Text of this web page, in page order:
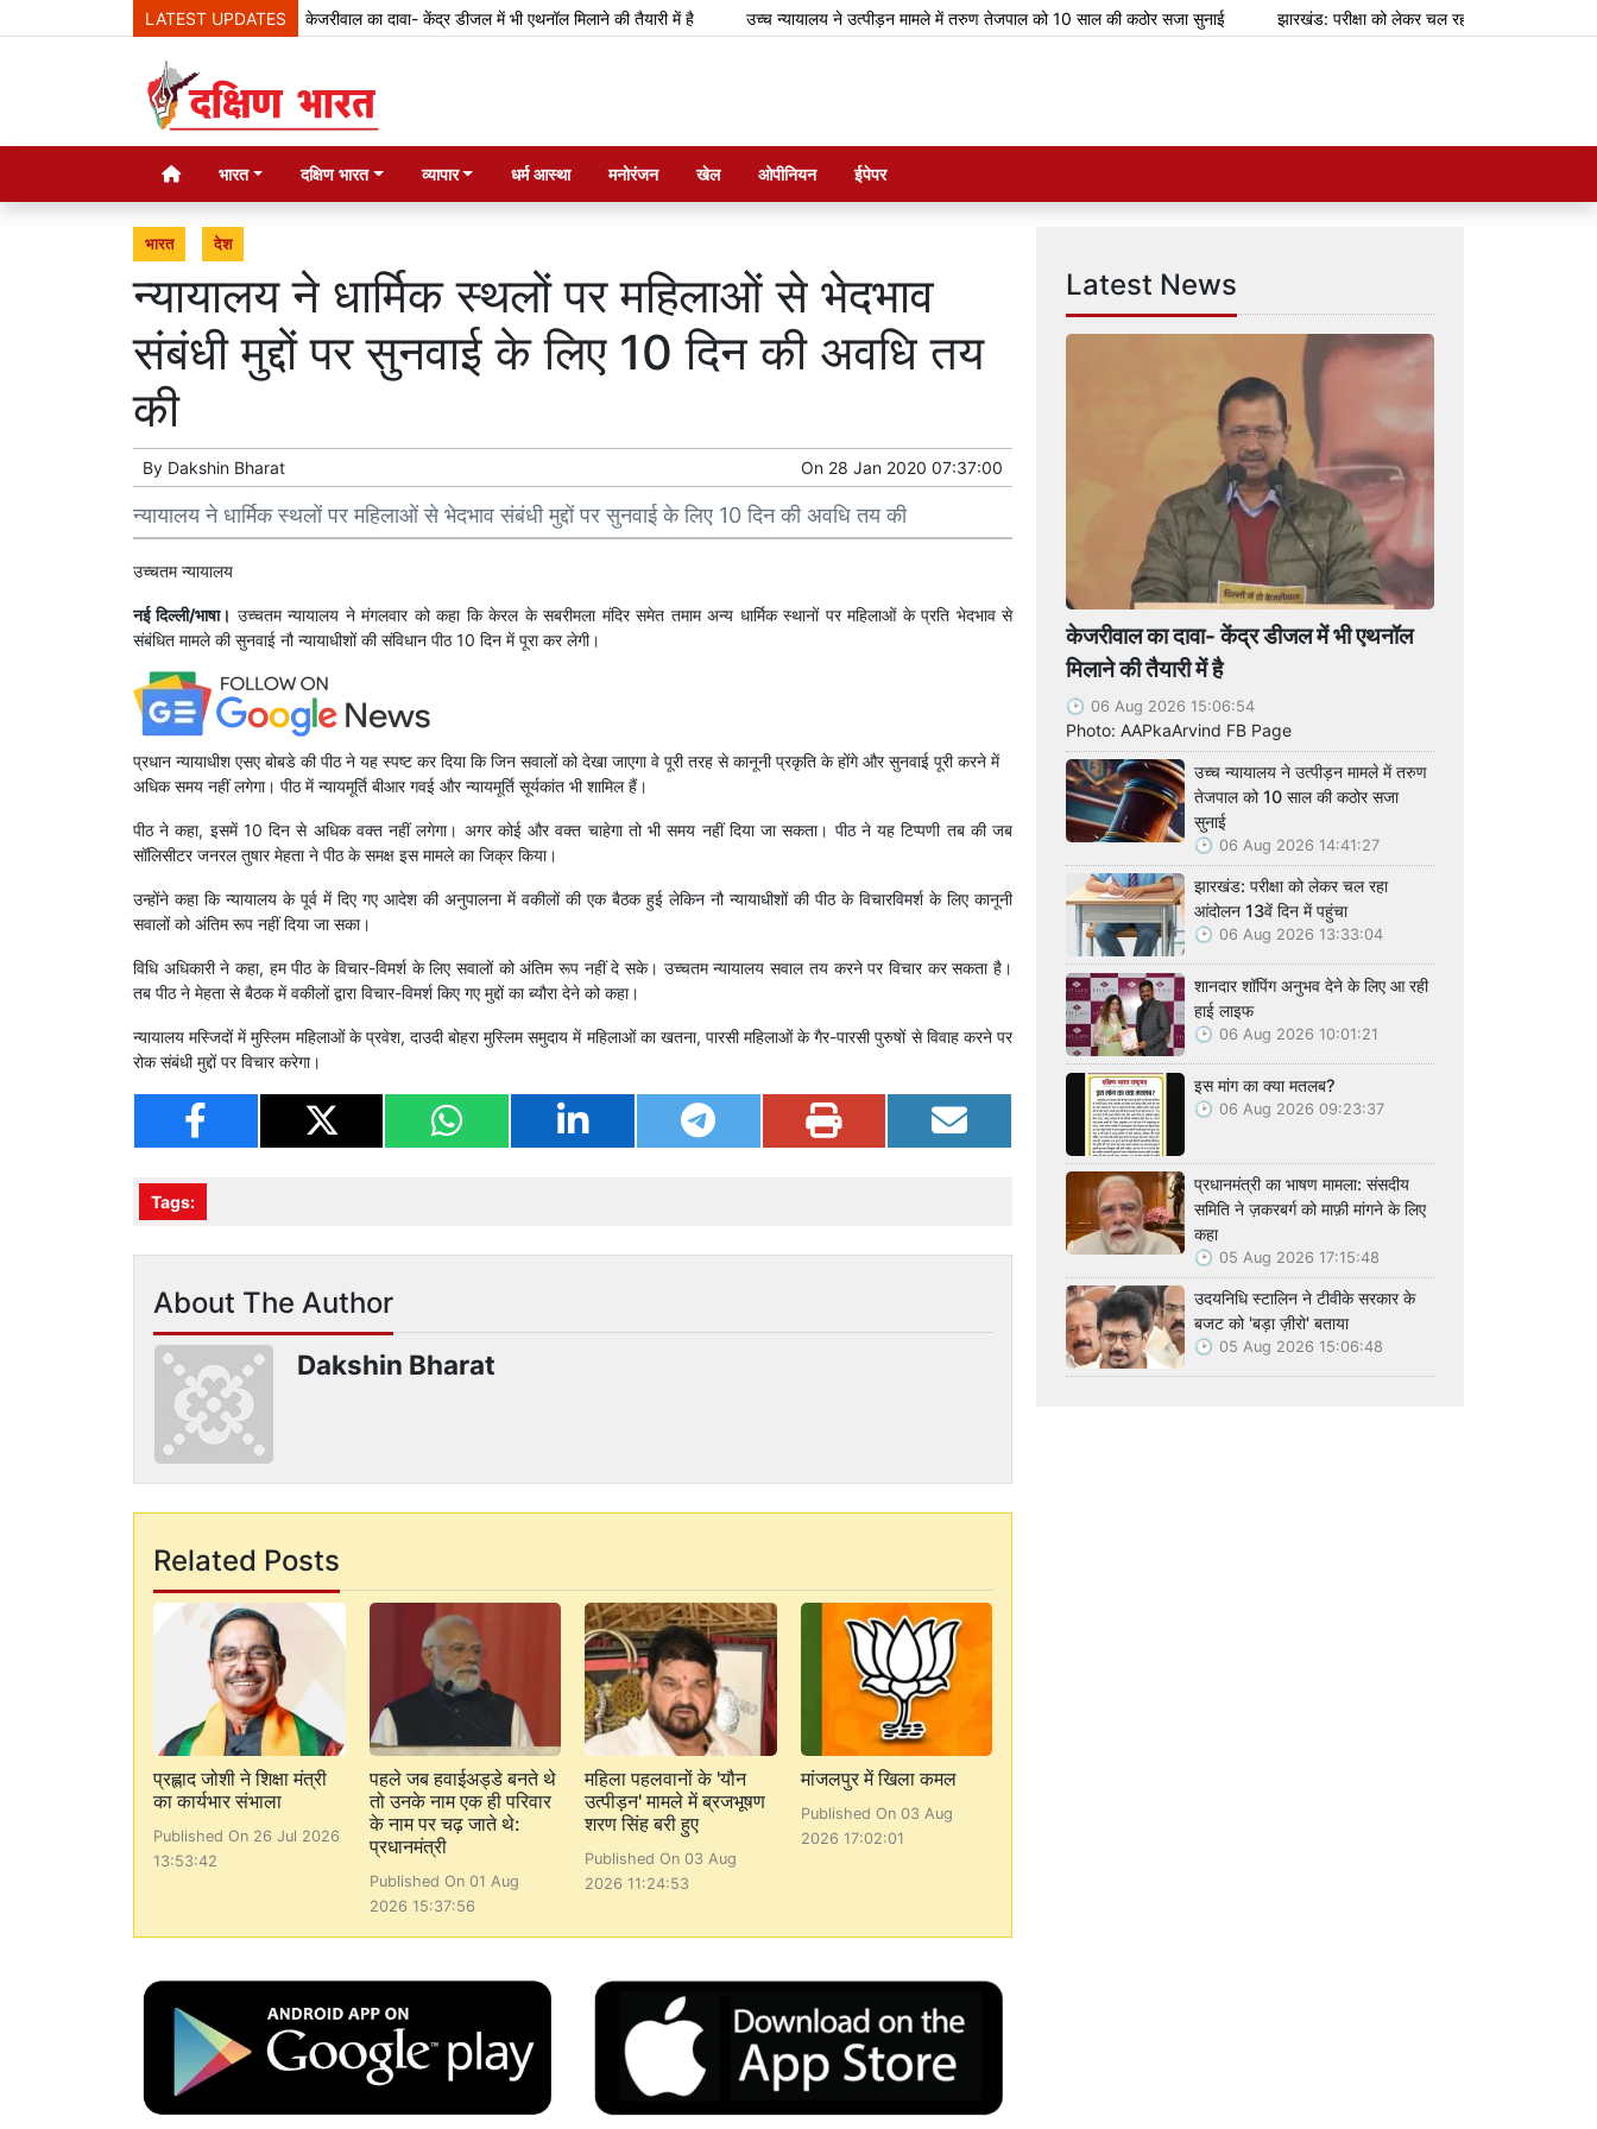
LATEST UPDATESकेजरीवाल का दावा- केंद्र डीजल में भी एथनॉल मिलाने की तैयारी में है उच्च न्यायालय ने उत्पीड़न मामले में तरुण तेजपाल को 10 साल की कठोर सजा सुनाई झारखंड: परीक्षा को लेकर चल रहा आंदोलन 13वें दिन में पहुंचा
भारत दक्षिण भारत व्यापार धर्म आस्था मनोरंजन खेल ओपीनियन ईपेपर
भारत देश
न्यायालय ने धार्मिक स्थलों पर महिलाओं से भेदभाव
संबंधी मुद्दों पर सुनवाई के लिए 10 दिन की अवधि तय
की
By Dakshin Bharat On 28 Jan 2020 07:37:00
न्यायालय ने धार्मिक स्थलों पर महिलाओं से भेदभाव संबंधी मुद्दों पर सुनवाई के लिए 10 दिन की अवधि तय की
उच्चतम न्यायालय
नई दिल्ली/भाषा। उच्चतम न्यायालय ने मंगलवार को कहा कि केरल के सबरीमला मंदिर समेत तमाम अन्य धार्मिक स्थानों पर महिलाओं के प्रति भेदभाव से
संबंधित मामले की सुनवाई नौ न्यायाधीशों की संविधान पीठ 10 दिन में पूरा कर लेगी।
प्रधान न्यायाधीश एसए बोबडे की पीठ ने यह स्पष्ट कर दिया कि जिन सवालों को देखा जाएगा वे पूरी तरह से कानूनी प्रकृति के होंगे और सुनवाई पूरी करने में
अधिक समय नहीं लगेगा। पीठ में न्यायमूर्ति बीआर गवई और न्यायमूर्ति सूर्यकांत भी शामिल हैं।
पीठ ने कहा, इसमें 10 दिन से अधिक वक्त नहीं लगेगा। अगर कोई और वक्त चाहेगा तो भी समय नहीं दिया जा सकता। पीठ ने यह टिप्पणी तब की जब
सॉलिसीटर जनरल तुषार मेहता ने पीठ के समक्ष इस मामले का जिक्र किया।
उन्होंने कहा कि न्यायालय के पूर्व में दिए गए आदेश की अनुपालना में वकीलों की एक बैठक हुई लेकिन नौ न्यायाधीशों की पीठ के विचारविमर्श के लिए कानूनी
सवालों को अंतिम रूप नहीं दिया जा सका।
विधि अधिकारी ने कहा, हम पीठ के विचार-विमर्श के लिए सवालों को अंतिम रूप नहीं दे सके। उच्चतम न्यायालय सवाल तय करने पर विचार कर सकता है।
तब पीठ ने मेहता से बैठक में वकीलों द्वारा विचार-विमर्श किए गए मुद्दों का ब्यौरा देने को कहा।
न्यायालय मस्जिदों में मुस्लिम महिलाओं के प्रवेश, दाउदी बोहरा मुस्लिम समुदाय में महिलाओं का खतना, पारसी महिलाओं के गैर-पारसी पुरुषों से विवाह करने पर
रोक संबंधी मुद्दों पर विचार करेगा।
Tags:
About The Author
Dakshin Bharat
Related Posts
प्रह्लाद जोशी ने शिक्षा मंत्री
का कार्यभार संभाला
Published On 26 Jul 2026
13:53:42
पहले जब हवाईअड्डे बनते थे
तो उनके नाम एक ही परिवार
के नाम पर चढ़ जाते थे:
प्रधानमंत्री
Published On 01 Aug
2026 15:37:56
महिला पहलवानों के 'यौन
उत्पीड़न' मामले में ब्रजभूषण
शरण सिंह बरी हुए
Published On 03 Aug
2026 11:24:53
मांजलपुर में खिला कमल
Published On 03 Aug
2026 17:02:01
Latest News
केजरीवाल का दावा- केंद्र डीजल में भी एथनॉल
मिलाने की तैयारी में है
06 Aug 2026 15:06:54
Photo: AAPkaArvind FB Page
उच्च न्यायालय ने उत्पीड़न मामले में तरुण
तेजपाल को 10 साल की कठोर सजा
सुनाई
06 Aug 2026 14:41:27
झारखंड: परीक्षा को लेकर चल रहा
आंदोलन 13वें दिन में पहुंचा
06 Aug 2026 13:33:04
शानदार शॉपिंग अनुभव देने के लिए आ रही
हाई लाइफ
06 Aug 2026 10:01:21
इस मांग का क्या मतलब?
06 Aug 2026 09:23:37
प्रधानमंत्री का भाषण मामला: संसदीय
समिति ने ज़करबर्ग को माफ़ी मांगने के लिए
कहा
05 Aug 2026 17:15:48
उदयनिधि स्टालिन ने टीवीके सरकार के
बजट को 'बड़ा ज़ीरो' बताया
05 Aug 2026 15:06:48